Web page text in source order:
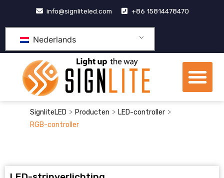
inhoud
info@signliteled.com +86 15814478470
Nederlands
SignliteLED > Producten > LED-controller >
RGB-controller